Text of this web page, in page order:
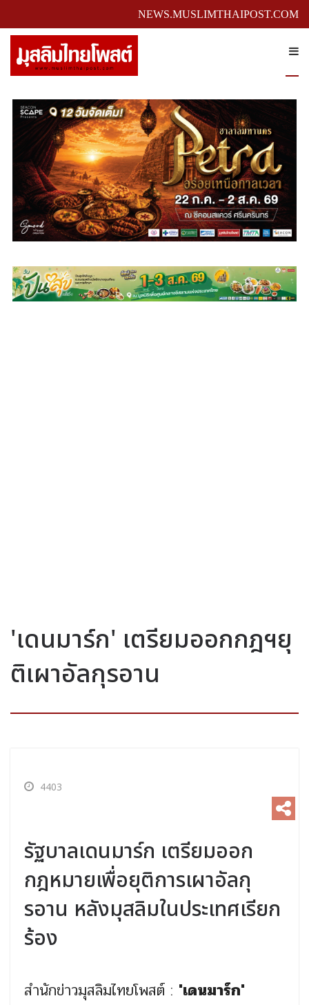
NEWS.MUSLIMTHAIPOST.COM
'เดนมาร์ก' เตรียมออกกฎฯยุ
ติเผาอัลกุรอาน
4403
รัฐบาลเดนมาร์ก เตรียมออก
กฎหมายเพื่อยุติการเผาอัลกุ
รอาน หลังมุสลิมในประเทศเรียก
ร้อง
สำนักข่าวมุสลิมไทยโพสต์ : 'เดนมาร์ก'